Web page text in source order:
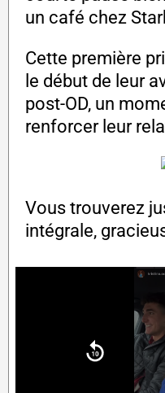
un café chez
Cette première
le début de leur
post-OD, un
renforcer leur
Vous trouverez
intégrale,